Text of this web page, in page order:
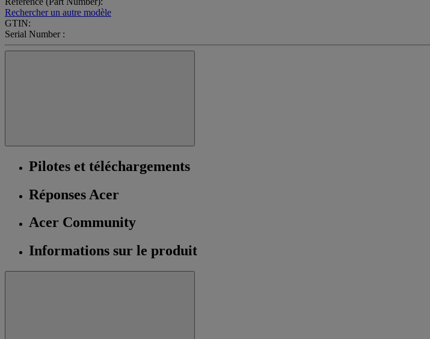
Rechercher un autre modèle
GTIN:
Serial Number :
Pilotes et téléchargements
Réponses Acer
Acer Community
Informations sur le produit